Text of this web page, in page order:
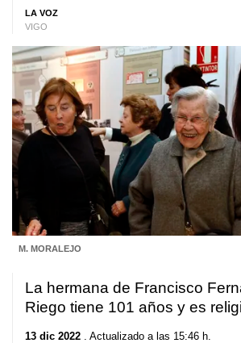
LA VOZ
VIGO
M. MORALEJO
La hermana de Francisco
Riego tiene 101 años y es
13 dic 2022 . Actualizado a las 15:46 h.